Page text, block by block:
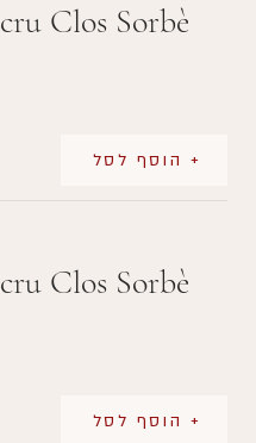
cru Clos Sorbè
+ הוסף לסל
cru Clos Sorbè
+ הוסף לסל